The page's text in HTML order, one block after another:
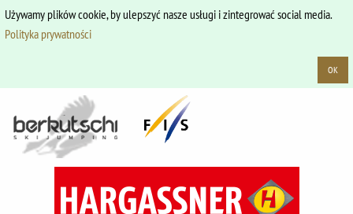
Używamy plików cookie, by ulepszyć nasze usługi i zintegrować social media.
Polityka prywatności
OK